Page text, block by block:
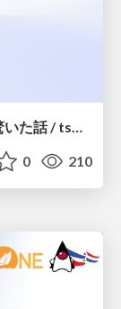
0 210